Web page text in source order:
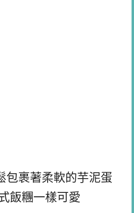
包裹著柔軟的芋泥蛋
飯糰一樣可愛